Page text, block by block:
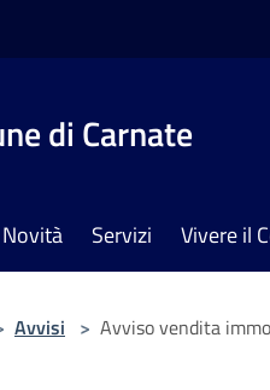
di Carnate
Novità Servizi Vivere il
Avvisi > Avviso vendita